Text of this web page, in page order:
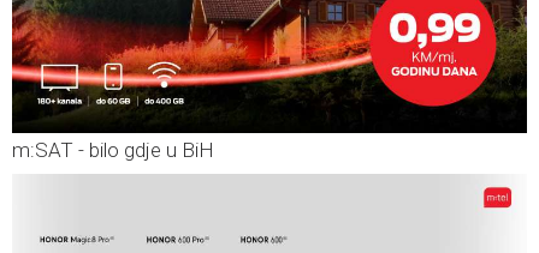
m:SAT - bilo gdje u BiH